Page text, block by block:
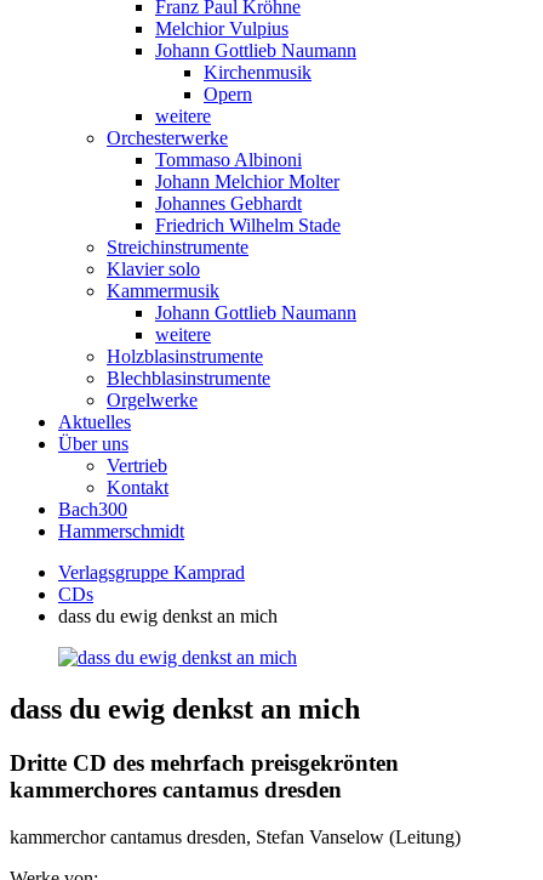
Franz Paul Kröhne
Melchior Vulpius
Johann Gottlieb Naumann
Kirchenmusik
Opern
weitere
Orchesterwerke
Tommaso Albinoni
Johann Melchior Molter
Johannes Gebhardt
Friedrich Wilhelm Stade
Streichinstrumente
Klavier solo
Kammermusik
Johann Gottlieb Naumann
weitere
Holzblasinstrumente
Blechblasinstrumente
Orgelwerke
Aktuelles
Über uns
Vertrieb
Kontakt
Bach300
Hammerschmidt
Verlagsgruppe Kamprad
CDs
dass du ewig denkst an mich
dass du ewig denkst an mich
Dritte CD des mehrfach preisgekrönten
kammerchores cantamus dresden
kammerchor cantamus dresden, Stefan Vanselow (Leitung)